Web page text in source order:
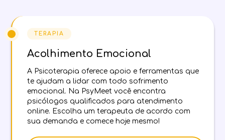
TERAPIA
Acolhimento Emocional
A Psicoterapia oferece apoio e ferramentas que
te ajudam a lidar com todo sofrimento
emocional. Na PsyMeet você encontra
psicólogos qualificados para atendimento
online. Escolha um terapeuta de acordo com
sua demanda e comece hoje mesmo!